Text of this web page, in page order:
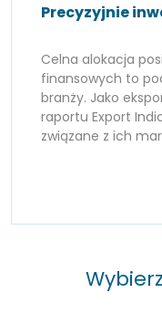
Precyzyjnie
Celna alokacja
finansowych to
branży. Jako
raportu Export
związane z ich